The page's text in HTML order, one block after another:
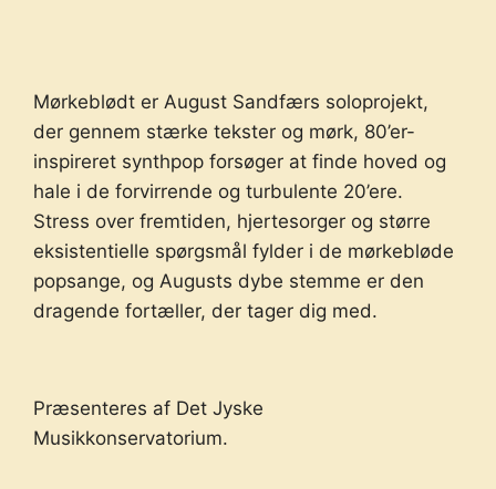
Mørkeblødt er August Sandfærs soloprojekt,
der gennem stærke tekster og mørk, 80’er-
inspireret synthpop forsøger at finde hoved og
hale i de forvirrende og turbulente 20’ere.
Stress over fremtiden, hjertesorger og større
eksistentielle spørgsmål fylder i de mørkebløde
popsange, og Augusts dybe stemme er den
dragende fortæller, der tager dig med.
Præsenteres af Det Jyske
Musikkonservatorium.